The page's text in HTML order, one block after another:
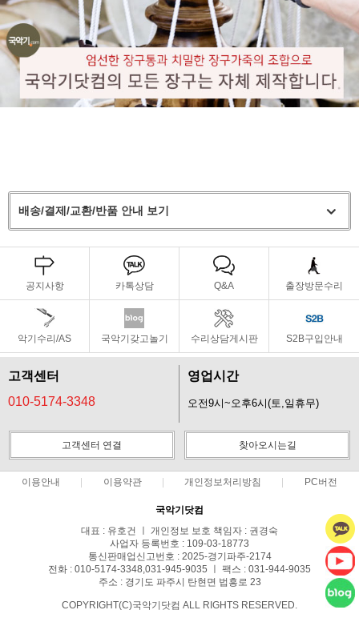
배송/결제/교환/반품 안내 보기
공지사항 카톡상담 Q&A 출장방문수리
악기수리/AS 국악기갖고놀기 수리상담게시판 S2B구입안내
고객센터
010-5174-3348
영업시간
오전9시~오후6시(토,일휴무)
고객센터 연결 찾아오시는길
이용안내 이용약관 개인정보처리방침 PC버전
국악기닷컴
대표 : 유호건 ㅣ 개인정보 보호 책임자 : 권경숙
사업자 등록번호 : 109-03-18773
통신판매업신고번호 : 2025-경기파주-2174
전화 : 010-5174-3348,031-945-9035 ㅣ 팩스 : 031-944-9035
주소 : 경기도 파주시 탄현면 법흥로 23
COPYRIGHT(C)국악기닷컴 ALL RIGHTS RESERVED.